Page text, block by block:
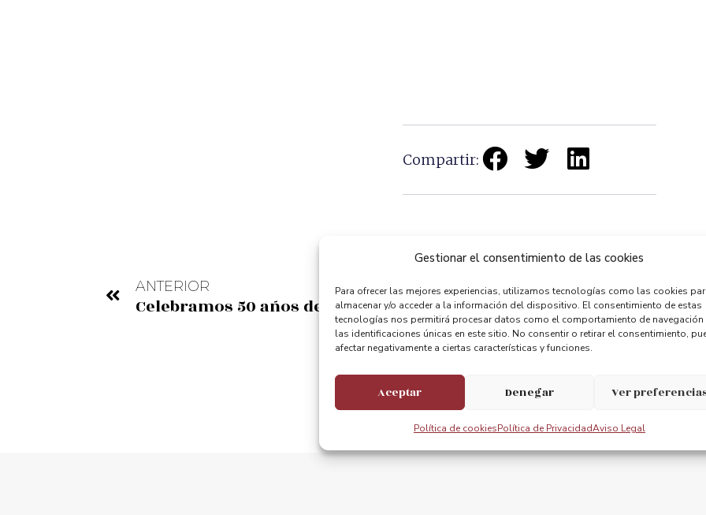
Gestionar el consentimiento de las cookies
Para ofrecer las mejores experiencias, utilizamos tecnologías como las cookies
almacenar y/o acceder a la información del dispositivo. El consentimiento de estas
tecnologías nos permitirá procesar datos como el comportamiento de navegación
las identificaciones únicas en este sitio. No consentir o retirar el consentimiento,
afectar negativamente a ciertas características y funciones.
Aceptar Denegar Ver
Política de cookiesPolítica de PrivacidadAviso Legal
Compartir:
ANTERIOR
Celebramos 50 años de la Convención de Patrimonio Mundial Actividades